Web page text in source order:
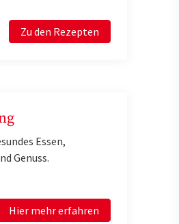
Zu den Rezepten
Essen,
Genuss.
Hier mehr erfahren